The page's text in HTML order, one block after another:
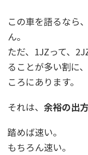
この車を語るなら
ん。
ただ、1JZって、
ることが多い割に
ころにあります。
それは、 余裕の出
踏めば速い。
もちろん速い。